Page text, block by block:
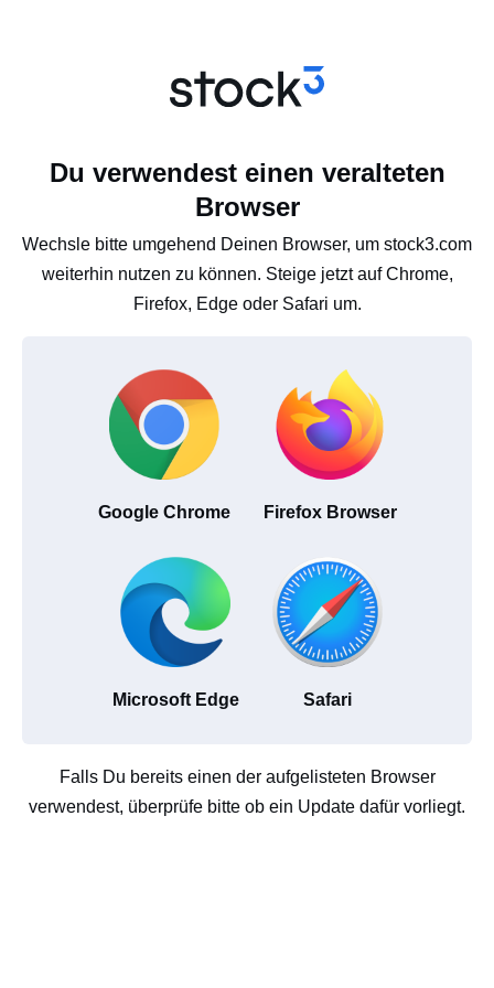
Du verwendest einen veralteten
Browser
Wechsle bitte umgehend Deinen Browser, um stock3.com
weiterhin nutzen zu können. Steige jetzt auf Chrome,
Firefox, Edge oder Safari um.
Google Chrome Firefox Browser
Microsoft Edge Safari
Falls Du bereits einen der aufgelisteten Browser
verwendest, überprüfe bitte ob ein Update dafür vorliegt.